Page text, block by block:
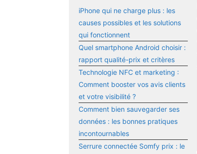
iPhone qui ne charge plus : les
causes possibles et les solutions
qui fonctionnent
Quel smartphone Android choisir :
rapport qualité-prix et critères
Technologie NFC et marketing :
Comment booster vos avis clients
et votre visibilité ?
Comment bien sauvegarder ses
données : les bonnes pratiques
incontournables
Serrure connectée Somfy prix : le